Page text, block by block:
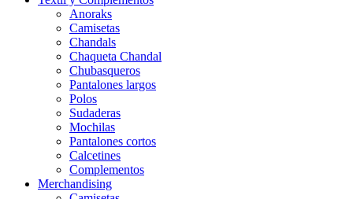
Anoraks
Camisetas
Chandals
Chaqueta Chandal
Chubasqueros
Pantalones largos
Polos
Sudaderas
Mochilas
Pantalones cortos
Calcetines
Complementos
Merchandising